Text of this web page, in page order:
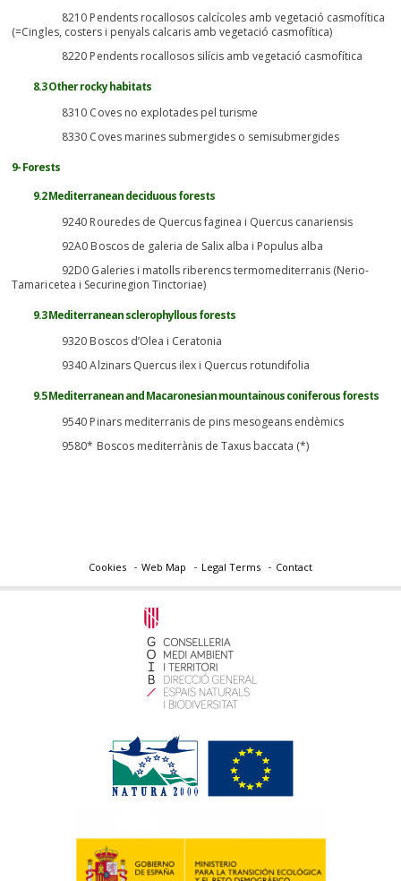
8210 Pendents rocallosos calcícoles amb vegetació casmofítica
(=Cingles, costers i penyals calcaris amb vegetació casmofítica)
8220 Pendents rocallosos silícis amb vegetació casmofítica
8.3 Other rocky habitats
8310 Coves no explotades pel turisme
8330 Coves marines submergides o semisubmergides
9- Forests
9.2 Mediterranean deciduous forests
9240 Rouredes de Quercus faginea i Quercus canariensis
92A0 Boscos de galeria de Salix alba i Populus alba
92D0 Galeries i matolls riberencs termomediterranis (Nerio-
Tamaricetea i Securinegion Tinctoriae)
9.3 Mediterranean sclerophyllous forests
9320 Boscos d’Olea i Ceratonia
9340 Alzinars Quercus ilex i Quercus rotundifolia
9.5 Mediterranean and Macaronesian mountainous coniferous forests
9540 Pinars mediterranis de pins mesogeans endèmics
9580* Boscos mediterrànis de Taxus baccata (*)
Cookies Web Map Legal Terms Contact